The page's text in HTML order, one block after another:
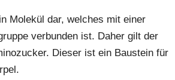
Molekül dar, welches mit einer
verbunden ist. Daher gilt der
Dieser ist ein Baustein für